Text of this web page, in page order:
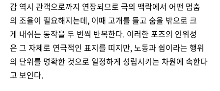
감 역시 관객으로까지 연장되므로 극의 맥락에서 어떤 멈춤
의 조율이 필요해지는데, 이때 고개를 들고 숨을 밖으로 크
게 내쉬는 동작을 두 번씩 반복한다. 이러한 포즈의 인위성
은 그 자체로 연극적인 표지를 띠지만, 노동과 쉼이라는 행위
의 단위를 명확한 것으로 일정하게 성립시키는 차원에 속한다
고 보인다.